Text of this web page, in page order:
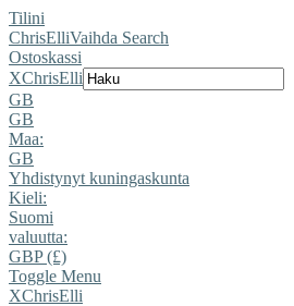
Tilini
ChrisElliVaihda Search
Ostoskassi
XChrisElli
GB
GB
Maa:
GB
Yhdistynyt kuningaskunta
Kieli:
Suomi
valuutta:
GBP (£)
Toggle Menu
XChrisElli